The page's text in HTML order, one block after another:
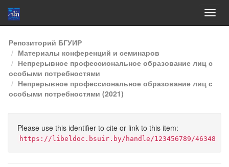
Skip
navigation
Репозиторий БГУИР
Материалы конференций и семинаров
Непрерывное профессиональное образование лиц с
особыми потребностями
Непрерывное профессиональное образование лиц с
особыми потребностями (2021)
Please use this identifier to cite or link to this item:
https://libeldoc.bsuir.by/handle/123456789/46348